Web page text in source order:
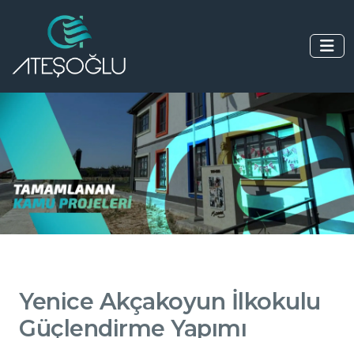
Yenice Akçakoyun İlkokulu
Güçlendirme Yapımı